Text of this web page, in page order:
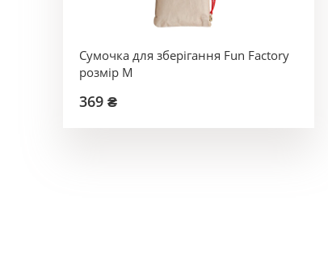
Сумочка для зберігання Fun Factory
розмір M
369 ₴